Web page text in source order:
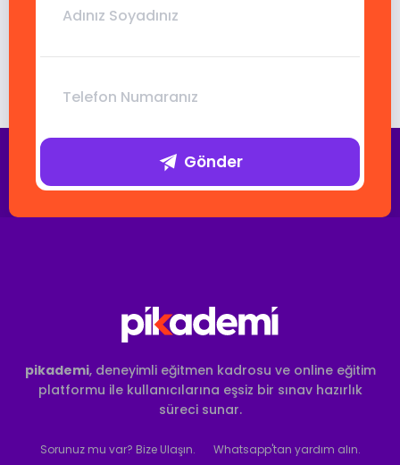
Gönder
pikademi, deneyimli eğitmen kadrosu ve online eğitim
platformu ile kullanıcılarına eşsiz bir sınav hazırlık
süreci sunar.
Sorunuz mu var? Bize Ulaşın. Whatsapp'tan yardım alın.